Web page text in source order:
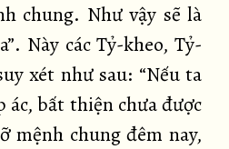
chung. Như vậy sẽ là
Này các Tỷ-kheo, Tỷ-
xét như sau: “Nếu ta
ác, bất thiện chưa được
mệnh chung đêm nay,